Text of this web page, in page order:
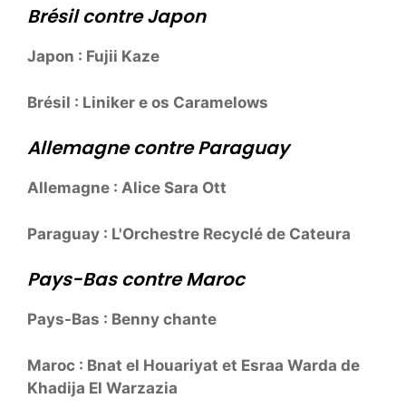
Brésil contre Japon
Japon : Fujii Kaze
Brésil : Liniker e os Caramelows
Allemagne contre Paraguay
Allemagne : Alice Sara Ott
Paraguay : L'Orchestre Recyclé de Cateura
Pays-Bas contre Maroc
Pays-Bas : Benny chante
Maroc : Bnat el Houariyat et Esraa Warda de
Khadija El Warzazia